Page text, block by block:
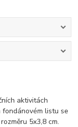
aktivitách
fondánovém listu se
5x3,8 cm.